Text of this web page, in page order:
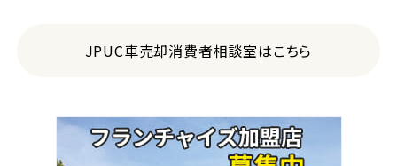
JPUC車売却消費者相談室はこちら